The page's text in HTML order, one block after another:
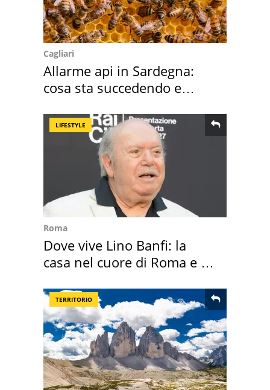
Cagliari
Allarme api in Sardegna:
cosa sta succedendo e
LIFESTYLE
Roma
Dove vive Lino Banfi: la
casa nel cuore di Roma e i
TERRITORIO